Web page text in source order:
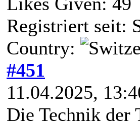
Registriert seit:
Country:
#451
11.04.2025,
Die Technik der